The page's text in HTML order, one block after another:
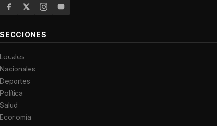
SECCIONES
Locales
Nacionales
Deportes
Política
Salud
Economía